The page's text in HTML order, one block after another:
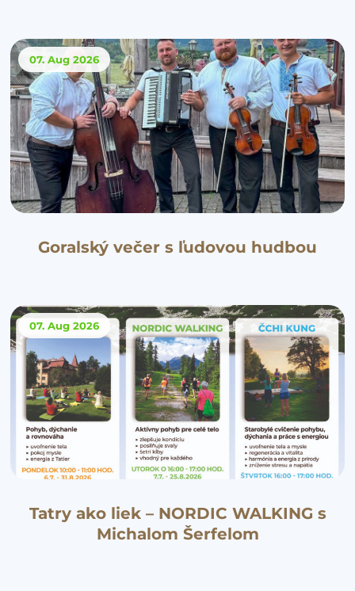
07. Aug 2026
Goralský večer s ľudovou hudbou
07. Aug 2026
Tatry ako liek – NORDIC WALKING s
Michalom Šerfelom